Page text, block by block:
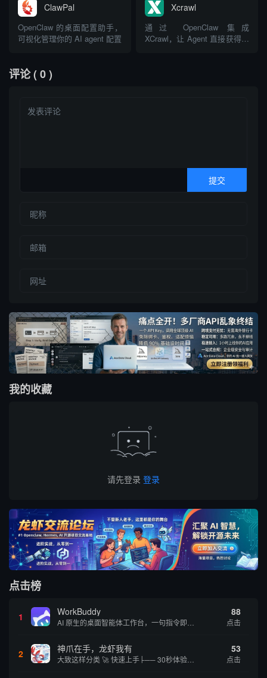
ClawPal
OpenClaw 的桌面配置助手，
可视化管理你的 AI agent 配置
Xcrawl
通过 OpenClaw 集成
XCrawl，让 Agent 直接获得网
评论( 0 )
我的收藏
请先登录 登录
点击榜
1 WorkBuddy 88
点击
2 神爪在手，龙虾我有 53
点击